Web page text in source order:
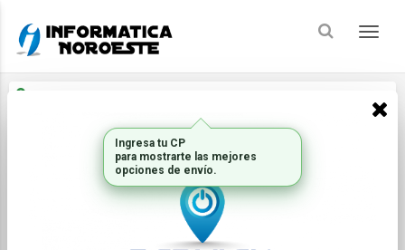
Pcs Y Notebooks NOTEBOOKS ACCESORIOS
Ingresa tu CP
para mostrarte las mejores
opciones de envío.